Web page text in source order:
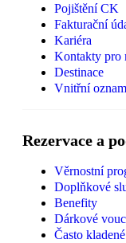
Pojištění CK
Fakturační
Kariéra
Kontakty pro
Destinace
Vnitřní
Rezervace a
Věrnostní
Doplňkové
Benefity
Dárkové
Často